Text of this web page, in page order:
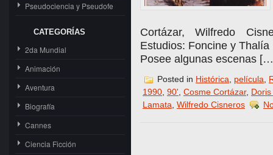
Pseudociencia y Pseudofe
CATEGORÍAS
2da Mundial
Animación
Aventura
Biografía
Cannes
Ciencia Ficción
Cortázar, Wilfredo
Estudios: Foncine y Thalía
Posee algunas escenas
Posted in Histórica película
1990, 90', Cosme Cortázar,
Lamata, Wilfredo Cisneros